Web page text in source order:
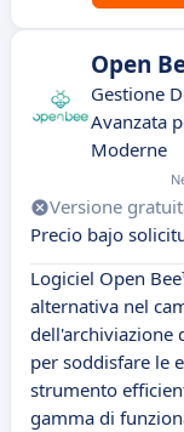
Open
Gestione
Avanzata
Moderne
Versione
Precio bajo
Logiciel Open
alternativa nel
dell'archiviazione
per soddisfare le
strumento
gamma di